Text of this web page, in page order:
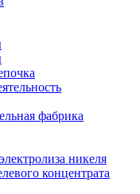
фабрика
никеля
концентрата